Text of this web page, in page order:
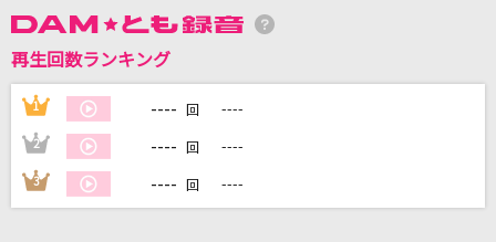
DAMの新曲・ランキングなど
カラオケ最新情報をチェック！
カラオケをもっと楽しもう！
再生回数ランキング
1 ---- 回 ----
2 ---- 回 ----
3 ---- 回 ----